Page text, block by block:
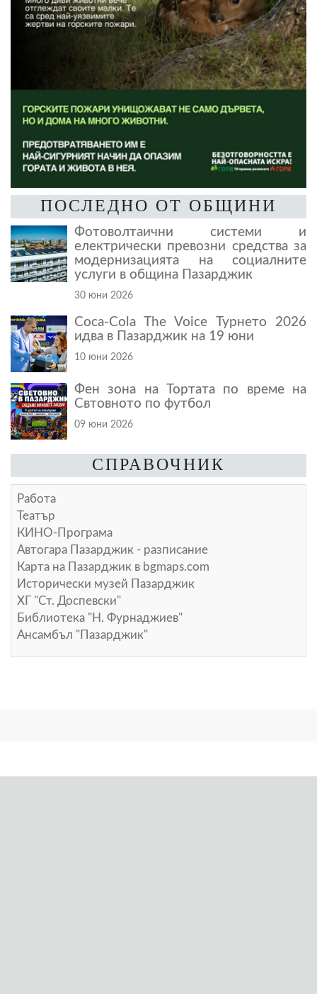
ПОСЛЕДНО ОТ ОБЩИНИ
Фотоволтаични системи и
електрически превозни средства за
модернизацията на социалните
услуги в община Пазарджик
30 юни 2026
Coca-Cola The Voice Турнето 2026
идва в Пазарджик на 19 юни
10 юни 2026
Фен зона на Тортата по време на
Свтовното по футбол
09 юни 2026
СПРАВОЧНИК
Работа
Театър
КИНО-Програма
Автогара Пазарджик - разписание
Карта на Пазарджик в bgmaps.com
Исторически музей Пазарджик
ХГ "Ст. Доспевски"
Библиотека "Н. Фурнаджиев"
Ансамбъл "Пазарджик"